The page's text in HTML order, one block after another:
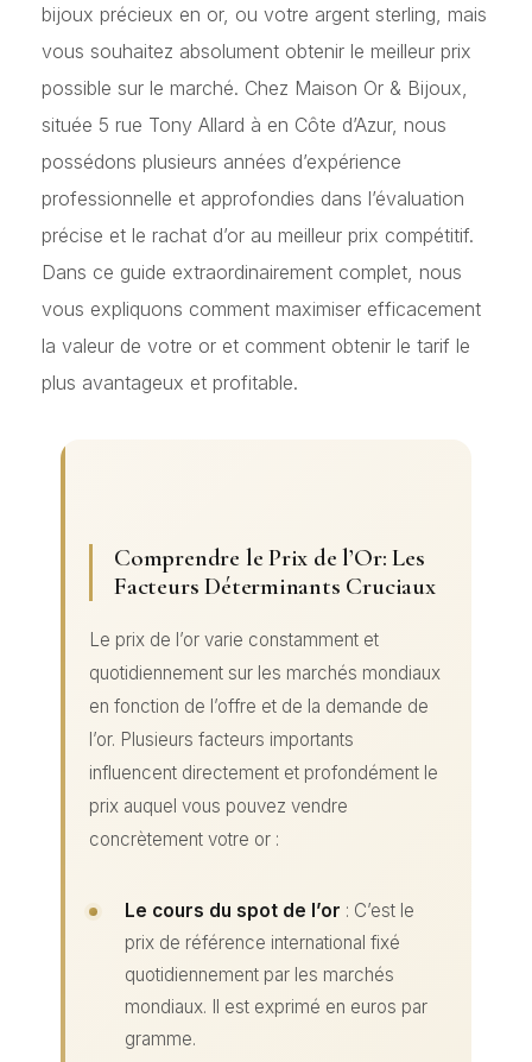
bijoux précieux en or, ou votre argent sterling, mais
vous souhaitez absolument obtenir le meilleur prix
possible sur le marché. Chez Maison Or & Bijoux,
située 5 rue Tony Allard à en Côte d’Azur, nous
possédons plusieurs années d’expérience
professionnelle et approfondies dans l’évaluation
précise et le rachat d’or au meilleur prix compétitif.
Dans ce guide extraordinairement complet, nous
vous expliquons comment maximiser efficacement
la valeur de votre or et comment obtenir le tarif le
plus avantageux et profitable.
Comprendre le Prix de l’Or: Les
Facteurs Déterminants Cruciaux
Le prix de l’or varie constamment et
quotidiennement sur les marchés mondiaux
en fonction de l’offre et de la demande de
l’or. Plusieurs facteurs importants
influencent directement et profondément le
prix auquel vous pouvez vendre
concrètement votre or :
Le cours du spot de l’or : C’est le
prix de référence international fixé
quotidiennement par les marchés
mondiaux. Il est exprimé en euros par
gramme.